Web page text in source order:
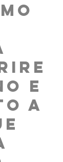
e
a